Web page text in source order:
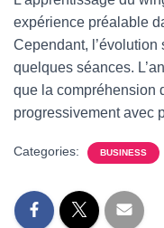
expérience préalable
Cependant, l’évolution
quelques séances.
que la compréhension
progressivement avec
Categories: BUSINESS